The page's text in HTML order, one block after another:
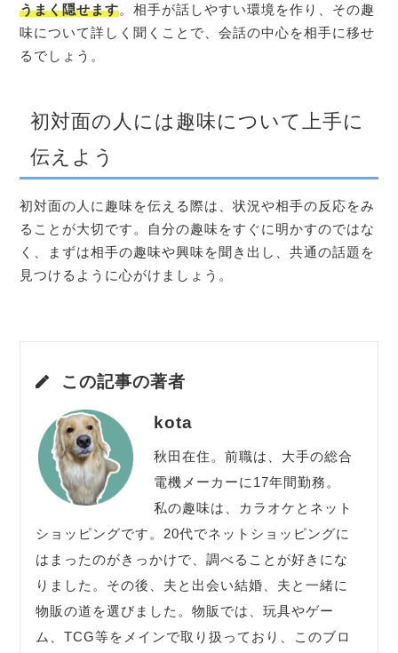
うまく隠せます。相手が話しやすい環境を作り、その趣
味について詳しく聞くことで、会話の中心を相手に移せ
るでしょう。
初対面の人には趣味について上手に
伝えよう
初対面の人に趣味を伝える際は、状況や相手の反応をみ
ることが大切です。自分の趣味をすぐに明かすのではな
く、まずは相手の趣味や興味を聞き出し、共通の話題を
見つけるように心がけましょう。
この記事の著者
kota
秋田在住。前職は、大手の総合
電機メーカーに17年間勤務。
私の趣味は、カラオケとネット
ショッピングです。20代でネットショッピングに
はまったのがきっかけで、調べることが好きにな
りました。その後、夫と出会い結婚、夫と一緒に
物販の道を選びました。物販では、玩具やゲー
ム、TCG等をメインで取り扱っており、このブロ